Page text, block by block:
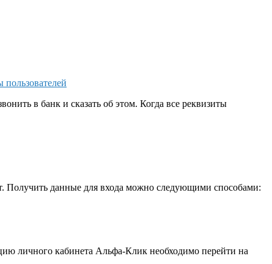
в банк и сказать об этом. Когда все реквизиты
Получить данные для входа можно следующими способами:
личного кабинета Альфа-Клик необходимо перейти на